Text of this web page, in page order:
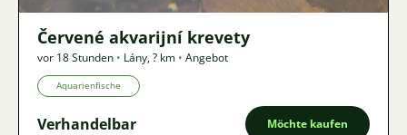
Červené akvarijní krevety
vor 18 Stunden • Lány,? km • Angebot
Aquarienfische
Verhandelbar Möchte kaufen